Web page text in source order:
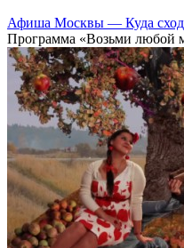
Афиша Москвы — Куда
Программа «Возьми любой